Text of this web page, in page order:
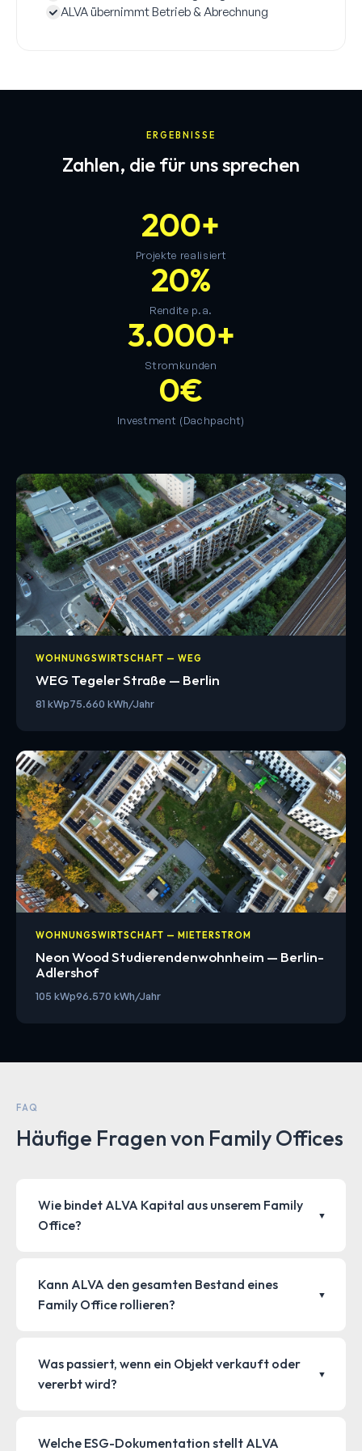
ALVA übernimmt Betrieb & Abrechnung
ERGEBNISSE
Zahlen, die für uns sprechen
200+
Projekte realisiert
20%
Rendite p.a.
3.000+
Stromkunden
0€
Investment (Dachpacht)
WOHNUNGSWIRTSCHAFT — WEG
WEG Tegeler Straße — Berlin
81 kWp75.660 kWh/Jahr
WOHNUNGSWIRTSCHAFT — MIETERSTROM
Neon Wood Studierendenwohnheim — Berlin-
Adlershof
105 kWp96.570 kWh/Jahr
FAQ
Häufige Fragen von Family Offices
Wie bindet ALVA Kapital aus unserem Family
Office?
▼
Anlage vollständig aus eigenen Mitteln. Sie
verpachten lediglich die Dachfläche — Ihr Kapital bleibt
höhere Rendite.
Kann ALVA den gesamten Bestand eines
Family Office rollieren?
▼
MyPlace SelfStorage (19 Standorte bundesweit) ist
ein gutes Beispiel. Wir priorisieren den Bestand nach
Was passiert, wenn ein Objekt verkauft oder
vererbt wird?
▼
neuen Eigentümer übertragen — ohne Unterbrechung
Welche ESG-Dokumentation stellt ALVA